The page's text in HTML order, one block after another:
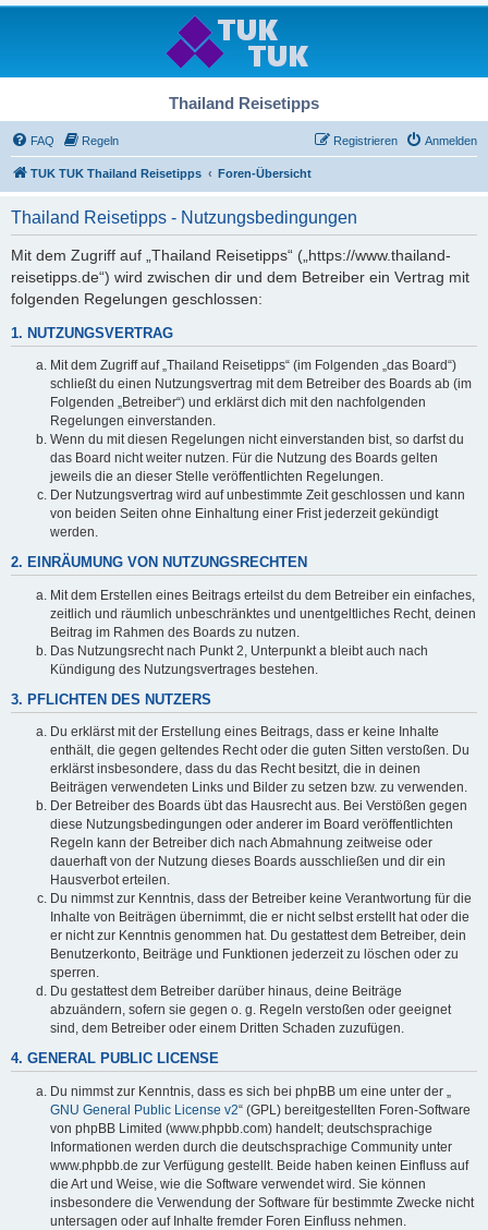
Thailand Reisetipps
FAQ Regeln Anmelden
Registrieren
TUK TUK Thailand Reisetipps Foren-Übersicht
Thailand Reisetipps - Nutzungsbedingungen
Mit dem Zugriff auf „Thailand Reisetipps“ („https://www.thailand-
reisetipps.de“) wird zwischen dir und dem Betreiber ein Vertrag mit
folgenden Regelungen geschlossen:
1. NUTZUNGSVERTRAG
Mit dem Zugriff auf „Thailand Reisetipps“ (im Folgenden „das Board“)
schließt du einen Nutzungsvertrag mit dem Betreiber des Boards ab (im
Folgenden „Betreiber“) und erklärst dich mit den nachfolgenden
Regelungen einverstanden.
Wenn du mit diesen Regelungen nicht einverstanden bist, so darfst du
das Board nicht weiter nutzen. Für die Nutzung des Boards gelten
jeweils die an dieser Stelle veröffentlichten Regelungen.
Der Nutzungsvertrag wird auf unbestimmte Zeit geschlossen und kann
von beiden Seiten ohne Einhaltung einer Frist jederzeit gekündigt
werden.
2. EINRÄUMUNG VON NUTZUNGSRECHTEN
Mit dem Erstellen eines Beitrags erteilst du dem Betreiber ein einfaches,
zeitlich und räumlich unbeschränktes und unentgeltliches Recht, deinen
Beitrag im Rahmen des Boards zu nutzen.
Das Nutzungsrecht nach Punkt 2, Unterpunkt a bleibt auch nach
Kündigung des Nutzungsvertrages bestehen.
3. PFLICHTEN DES NUTZERS
Du erklärst mit der Erstellung eines Beitrags, dass er keine Inhalte
enthält, die gegen geltendes Recht oder die guten Sitten verstoßen. Du
erklärst insbesondere, dass du das Recht besitzt, die in deinen
Beiträgen verwendeten Links und Bilder zu setzen bzw. zu verwenden.
Der Betreiber des Boards übt das Hausrecht aus. Bei Verstößen gegen
diese Nutzungsbedingungen oder anderer im Board veröffentlichten
Regeln kann der Betreiber dich nach Abmahnung zeitweise oder
dauerhaft von der Nutzung dieses Boards ausschließen und dir ein
Hausverbot erteilen.
Du nimmst zur Kenntnis, dass der Betreiber keine Verantwortung für die
Inhalte von Beiträgen übernimmt, die er nicht selbst erstellt hat oder die
er nicht zur Kenntnis genommen hat. Du gestattest dem Betreiber, dein
Benutzerkonto, Beiträge und Funktionen jederzeit zu löschen oder zu
sperren.
Du gestattest dem Betreiber darüber hinaus, deine Beiträge
abzuändern, sofern sie gegen o. g. Regeln verstoßen oder geeignet
sind, dem Betreiber oder einem Dritten Schaden zuzufügen.
4. GENERAL PUBLIC LICENSE
Du nimmst zur Kenntnis, dass es sich bei phpBB um eine unter der „
GNU General Public License v2“ (GPL) bereitgestellten Foren-Software
von phpBB Limited (www.phpbb.com) handelt; deutschsprachige
Informationen werden durch die deutschsprachige Community unter
www.phpbb.de zur Verfügung gestellt. Beide haben keinen Einfluss auf
die Art und Weise, wie die Software verwendet wird. Sie können
insbesondere die Verwendung der Software für bestimmte Zwecke nicht
untersagen oder auf Inhalte fremder Foren Einfluss nehmen.